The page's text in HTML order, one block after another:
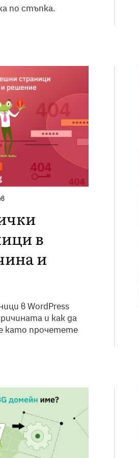
по стъпка.
в
и
в WordPress
и как да
като прочетете